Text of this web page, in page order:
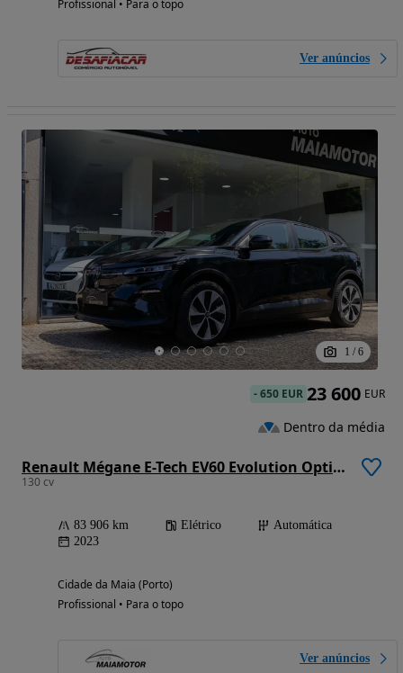
Profissional • Para o topo
Ver anúncios
1 / 6
Renault Mégane E-Tech EV60 Evolution Optimum Charge
130 cv
83 906 km Elétrico
Automática
2023
Cidade da Maia (Porto)
Profissional • Para o topo
Ver anúncios
-650 EUR 23 600 EUR
Dentro da média